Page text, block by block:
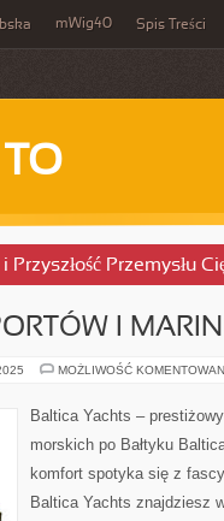
mWig40 Spis Treści
Przemysłu
I MARIN
MOŻLIWOŚĆ
Baltica Yachts –
morskich po Bałtyku
komfort spotyka się z
Baltica Yachts znajdziesz